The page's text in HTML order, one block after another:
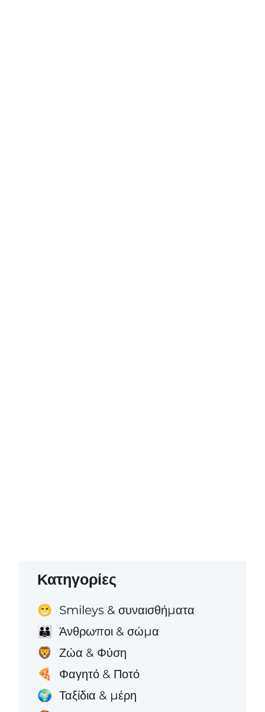
Κατηγορίες
😁 Smileys & συναισθήματα
👪 Άνθρωποι & σώμα
🦁 Ζώα & Φύση
🍕 Φαγητό & Ποτό
🌍 Ταξίδια & μέρη